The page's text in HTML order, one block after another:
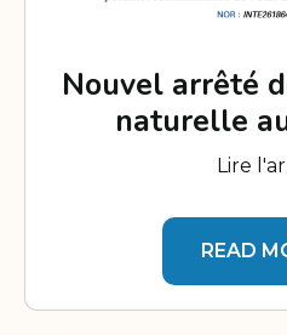
Nouvel arrêté
naturelle
Lire
READ